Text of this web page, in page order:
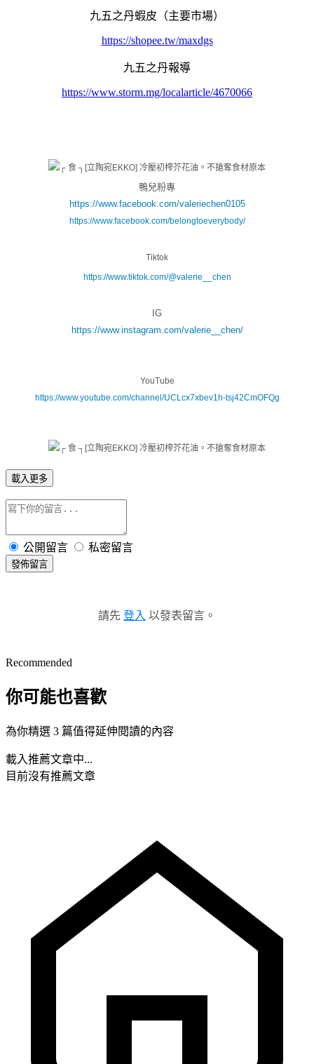
九五之丹蝦皮（主要市場）
https://shopee.tw/maxdgs
九五之丹報導
https://www.storm.mg/localarticle/4670066
鴨兒粉專
https://www.facebook.com/valeriechen0105
https://www.facebook.com/belongtoeverybody/
Tiktok
https://www.tiktok.com/@valerie__chen
IG
https://www.instagram.com/valerie__chen/
YouTube
https://www.youtube.com/channel/UCLcx7xbev1h-tsj42CmOFQg
載入更多
公開留言 私密留言
發佈留言
請先 登入 以發表留言。
Recommended
你可能也喜歡
為你精選 3 篇值得延伸閱讀的內容
載入推薦文章中...
目前沒有推薦文章